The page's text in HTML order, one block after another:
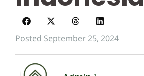
Posted September 25, 2024